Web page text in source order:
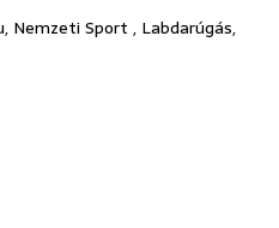
Sport , Labdarúgás,